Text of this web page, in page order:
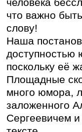
человека
что важно
слову!
Наша
доступностью
поскольку её
Площадные
много юмора,
заложенного
Сергеевичем